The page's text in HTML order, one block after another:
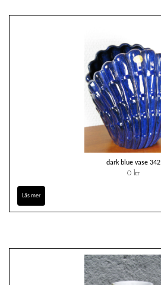
dark blue vase 342
0 kr
Läs mer